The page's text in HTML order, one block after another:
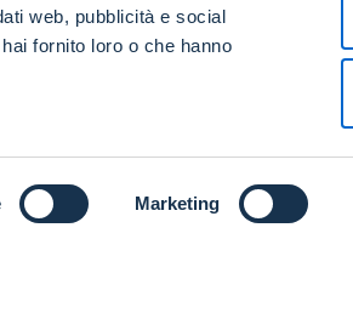
web, pubblicità e social
fornito loro o che hanno
Marketing